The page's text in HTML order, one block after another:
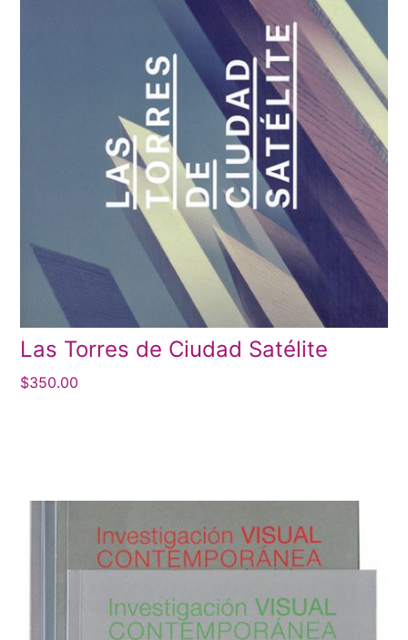
Las Torres de Ciudad Satélite
$350.00